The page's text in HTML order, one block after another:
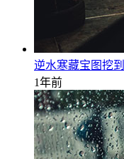
逆水寒藏宝图挖
1年前